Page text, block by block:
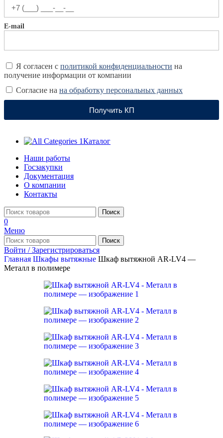
E-mail
Я согласен с политикой конфиденциальности на
получение информации от компании
Согласие на на обработку персональных данных
Получить КП
Каталог
Наши работы
Госзакупки
Документация
О компании
Контакты
Поиск
0
Меню
Поиск
Войти / Зарегистрироваться
Главная Шкафы вытяжные Шкаф вытяжной AR-LV4 —
Металл в полимере